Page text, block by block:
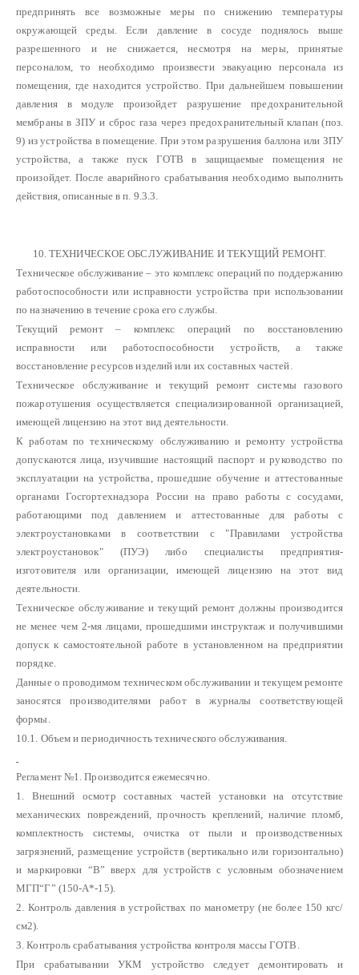
предпринять все возможные меры по снижению температуры
окружающей среды. Если давление в сосуде поднялось выше
разрешенного и не снижается, несмотря на меры, принятые
персоналом, то необходимо произвести эвакуацию персонала из
помещения, где находится устройство. При дальнейшем повышении
давления в модуле произойдет разрушение предохранительной
мембраны в ЗПУ и сброс газа через предохранительный клапан (поз.
9) из устройства в помещение. При этом разрушения баллона или ЗПУ
устройства, а также пуск ГОТВ в защищаемые помещения не
произойдет. После аварийного срабатывания необходимо выполнить
действия, описанные в п. 9.3.3.
10. ТЕХНИЧЕСКОЕ ОБСЛУЖИВАНИЕ И ТЕКУЩИЙ РЕМОНТ.
Техническое обслуживание – это комплекс операций по поддержанию
работоспособности или исправности устройства при использовании
по назначению в течение срока его службы.
Текущий ремонт – комплекс операций по восстановлению
исправности или работоспособности устройств, а также
восстановление ресурсов изделий или их составных частей.
Техническое обслуживание и текущий ремонт системы газового
пожаротушения осуществляется специализированной организацией,
имеющей лицензию на этот вид деятельности.
К работам по техническому обслуживанию и ремонту устройства
допускаются лица, изучившие настоящий паспорт и руководство по
эксплуатации на устройства, прошедшие обучение и аттестованные
органами Госгортехнадзора России на право работы с сосудами,
работающими под давлением и аттестованные для работы с
электроустановками в соответствии с "Правилами устройства
электроустановок" (ПУЭ) либо специалисты предприятия-
изготовителя или организации, имеющей лицензию на этот вид
деятельности.
Техническое обслуживание и текущий ремонт должны производится
не менее чем 2-мя лицами, прошедшими инструктаж и получившими
допуск к самостоятельной работе в установленном на предприятии
порядке.
Данные о проводимом техническом обслуживании и текущем ремонте
заносятся производителями работ в журналы соответствующей
формы.
10.1. Объем и периодичность технического обслуживания.
Регламент №1. Производится ежемесячно.
1. Внешний осмотр составных частей установки на отсутствие
механических повреждений, прочность креплений, наличие пломб,
комплектность системы, очистка от пыли и производственных
загрязнений, размещение устройств (вертикально или горизонтально)
и маркировки “В” вверх для устройств с условным обозначением
МГП“Г” (150-А*-15).
2. Контроль давления в устройствах по манометру (не более 150 кгс/
см2).
3. Контроль срабатывания устройства контроля массы ГОТВ.
При срабатывании УКМ устройство следует демонтировать и